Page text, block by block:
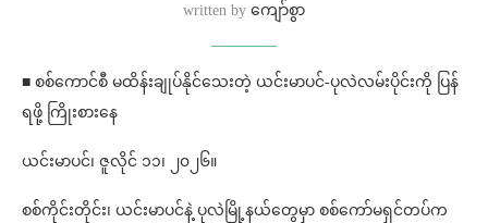
written by ကျော်စွာ
■ စစ်ကောင်စီ မထိန်းချုပ်နိုင်သေးတဲ့ ယင်းမာပင်-ပုလဲလမ်းပိုင်းကို ပြန်
ရဖို့ ကြိုးစားနေ
ယင်းမာပင်၊ ဇူလိုင် ၁၁၊ ၂၀၂၆။
စစ်ကိုင်းတိုင်း၊ ယင်းမာပင်နဲ့ ပုလဲမြို့နယ်တွေမှာ စစ်ကော်မရှင်တပ်က